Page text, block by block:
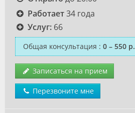
Работает34 года
Услуг:66
Общая консультация : 0 – 550 р.
Записаться на прием
Перезвоните мне